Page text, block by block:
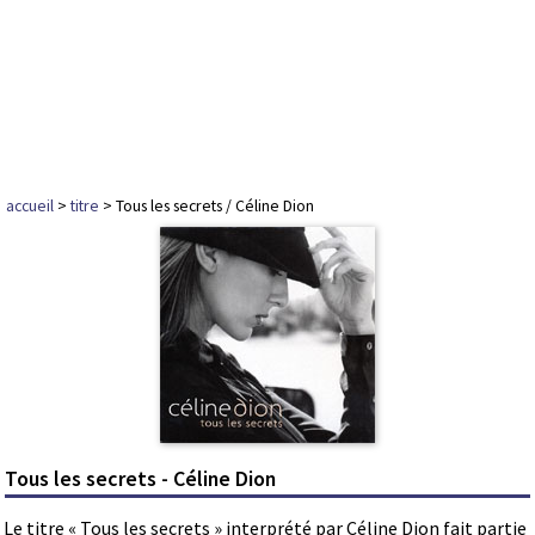
accueil >titre > Tous les secrets / Céline Dion
Tous les secrets - Céline Dion
Le titre « Tous les secrets » interprété par Céline Dion fait partie